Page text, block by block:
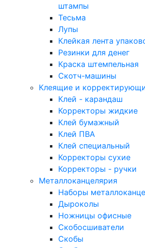
штампы
Тесьма
Лупы
Клейкая лента
Резинки для денег
Краска штемпельная
Скотч-машины
Клеящие и
Клей - карандаш
Корректоры жидкие
Клей бумажный
Клей ПВА
Клей специальный
Корректоры сухие
Корректоры - ручки
Металлоканцелярия
Наборы
Дыроколы
Ножницы офисные
Скобосшиватели
Скобы